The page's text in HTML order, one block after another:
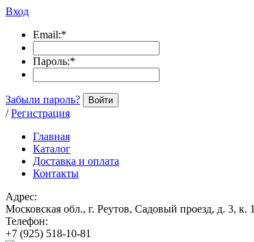
Вход
Email:*
Пароль:*
Забыли пароль? Войти
/ Регистрация
Главная
Каталог
Доставка и оплата
Контакты
Адрес:
Московская обл., г. Реутов, Садовый проезд, д. 3, к. 1
Телефон:
+7 (925) 518-10-81